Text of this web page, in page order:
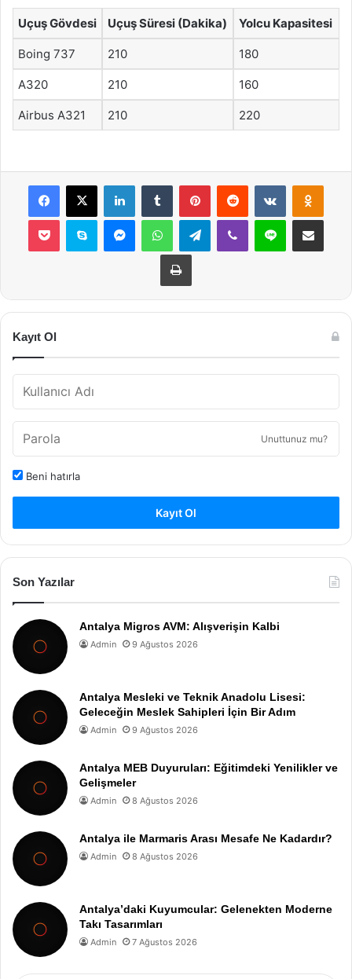
Uçuş Gövdesi Uçuş Süresi (Dakika) Yolcu Kapasitesi
Boing 737 210 180
A320 210 160
Airbus A321 210 220
Facebook
X LinkedInTumblr PinterestReddit VKontakte
Pocket Skype MessengerWhatsAppTelegramViber Line E-Posta ile
Yazdır
Kayıt Ol
Unuttunuz mu?
Beni hatırla
Kayıt Ol
Son Yazılar
Antalya Migros AVM: Alışverişin Kalbi
Admin 9 Ağustos 2026
Antalya Mesleki ve Teknik Anadolu Lisesi:
Geleceğin Meslek Sahipleri İçin Bir Adım
Admin 9 Ağustos 2026
Antalya MEB Duyuruları: Eğitimdeki Yenilikler ve
Gelişmeler
Admin 8 Ağustos 2026
Antalya ile Marmaris Arası Mesafe Ne Kadardır?
Admin 8 Ağustos 2026
Antalya’daki Kuyumcular: Gelenekten Moderne
Takı Tasarımları
Admin 7 Ağustos 2026